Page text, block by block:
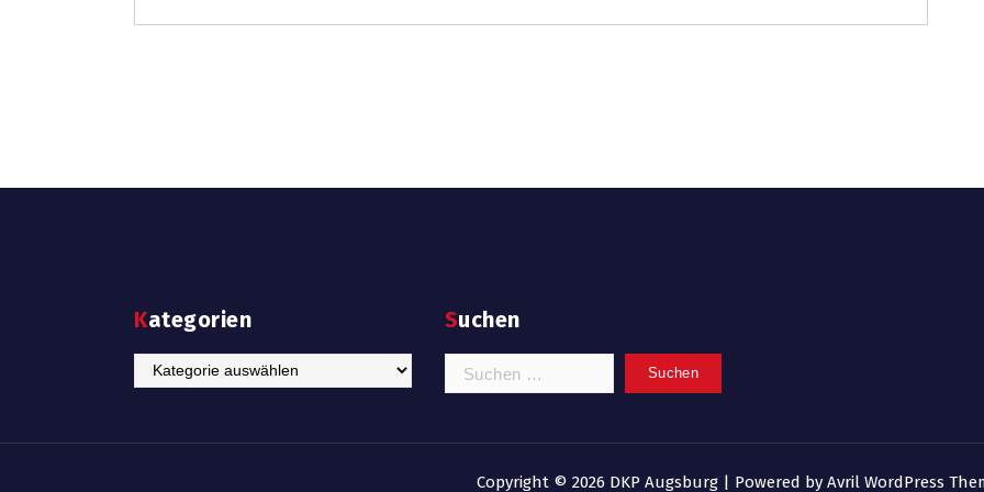
Kategorien
Kategorien
Suchen
Suchen
nach:
Copyright © 2026 DKP Augsburg | Powered by Avril WordPress